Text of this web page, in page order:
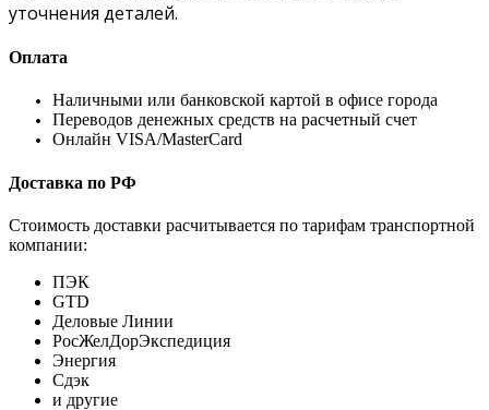
уточнения деталей.
Оплата
Наличными или банковской картой в офисе города
Переводов денежных средств на расчетный счет
Онлайн VISA/MasterCard
Доставка по РФ
Стоимость доставки расчитывается по тарифам транспортной
компании:
ПЭК
GTD
Деловые Линии
РосЖелДорЭкспедиция
Энергия
Сдэк
и другие